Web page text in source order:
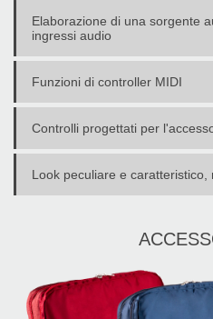
Elaborazione di una sorgente
ingressi audio
Funzioni di controller MIDI
Controlli progettati per
Look peculiare e